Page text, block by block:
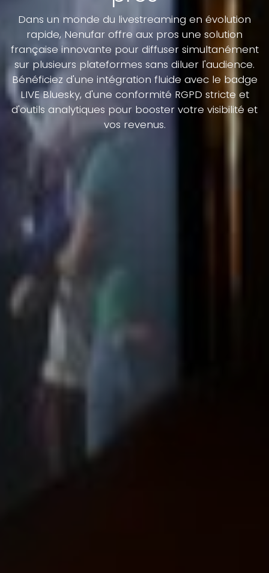
Dans un monde du livestreaming en évolution
rapide, Nenufar offre aux pros une solution
française innovante pour diffuser simultanément
sur plusieurs plateformes sans diluer l'audience.
Bénéficiez d'une intégration fluide avec le badge
LIVE Bluesky, d'une conformité RGPD stricte et
d'outils analytiques pour booster votre visibilité et
vos revenus.